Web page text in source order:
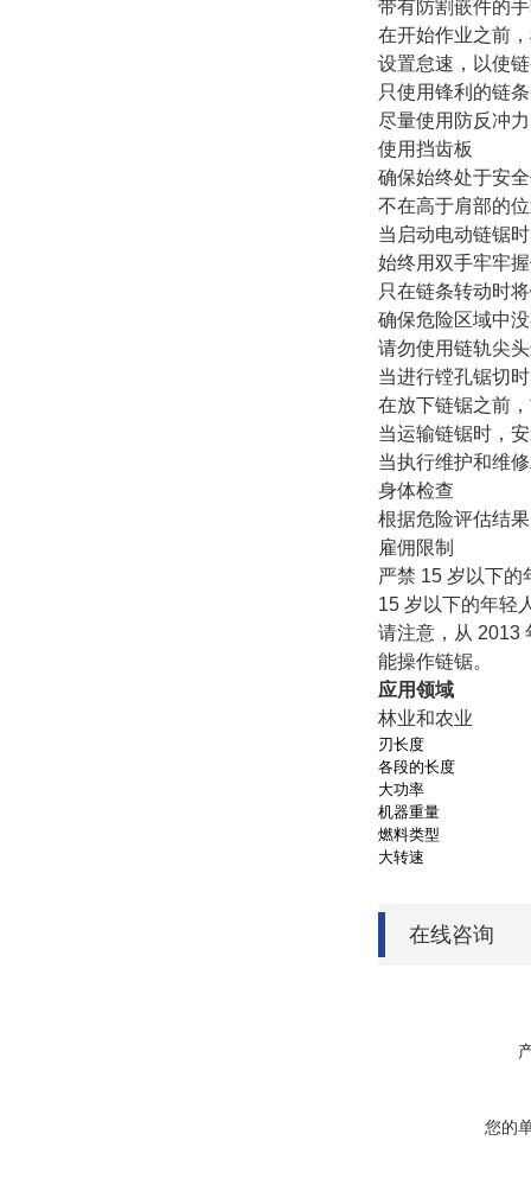
带有防割嵌件的
在开始作业之前
设置怠速，以使
只使用锋利的链
尽量使用防反冲
使用挡齿板
确保始终处于安
不在高于肩部的
当启动电动链锯
始终用双手牢牢
只在链条转动时
确保危险区域中
请勿使用链轨尖
当进行镗孔锯切
在放下链锯之前
当运输链锯时，
当执行维护和维
身体检查
根据危险评估结
雇佣限制
严禁 15 岁以下的
15 岁以下的年轻
请注意，从 2013
能操作链锯。
应用领域
林业和农业
刃长度
各段的长度
大功率
机器重量
燃料类型
大转速
在线咨询
您的